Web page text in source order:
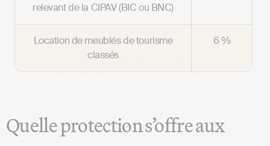
relevant de la CIPAV (BIC ou BNC)
Location de meublés de tourisme
classés
6 %
Quelle protection s’offre aux